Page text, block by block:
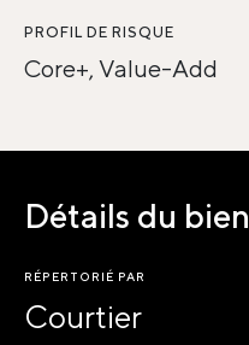
PROFIL DE RISQUE
Core+, Value-Add
Détails du bien
RÉPERTORIÉ PAR
Courtier